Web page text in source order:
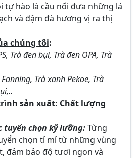
tự hào là cầu nối đưa những lá
và đậm đà hương vị ra thị
chúng tôi:
Trà đen bụi, Trà đen OPA, Trà
Trà xanh Pekoe, Trà
sản xuất: Chất lượng
tuyển chọn kỹ lưỡng:Từng
chọn tỉ mỉ từ những vùng
đảm bảo độ tươi ngon và